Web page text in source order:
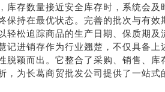
库存数量接近安全库存时，系统会
保持在最优状态。完善的批次与有
轻松追踪商品的生产日期、保质期
记进销存作为行业翘楚，不仅具备
脱颖而出。它整合了采购、销售、
，为长葛商贸批发公司提供了一站式